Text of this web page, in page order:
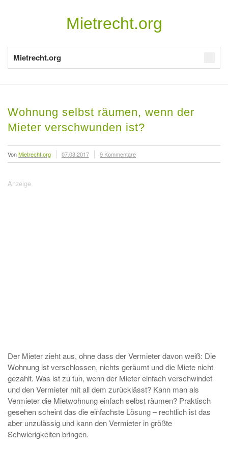
Mietrecht.org
Mietrecht.org
Wohnung selbst räumen, wenn der
Mieter verschwunden ist?
VonMietrecht.org 07.03.2017 9 Kommentare
Der Mieter zieht aus, ohne dass der Vermieter davon weiß: Die
Wohnung ist verschlossen, nichts geräumt und die Miete nicht
gezahlt. Was ist zu tun, wenn der Mieter einfach verschwindet
und den Vermieter mit all dem zurücklässt? Kann man als
Vermieter die Mietwohnung einfach selbst räumen? Praktisch
gesehen scheint das die einfachste Lösung – rechtlich ist das
aber unzulässig und kann den Vermieter in größte
Schwierigkeiten bringen.